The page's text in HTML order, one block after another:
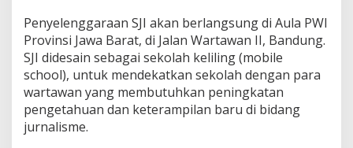
e
k
o
l
h
J
Penyelenggaraan SJI akan berlangsung di Aula PWI
Provinsi Jawa Barat, di Jalan Wartawan II, Bandung.
SJI didesain sebagai sekolah keliling (mobile
school), untuk mendekatkan sekolah dengan para
wartawan yang membutuhkan peningkatan
pengetahuan dan keterampilan baru di bidang
jurnalisme.